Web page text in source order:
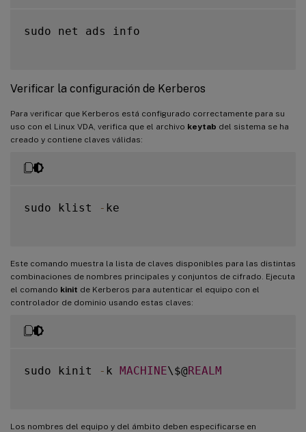
sudo net ads info
Verificar la configuración de Kerberos
Para verificar que Kerberos está configurado correctamente para su
uso con el Linux VDA, verifica que el archivo keytab del sistema se ha
creado y contiene claves válidas:
sudo klist - ke
Este comando muestra la lista de claves disponibles para las distintas
combinaciones de nombres principales y conjuntos de cifrado. Ejecuta
el comando kinit de Kerberos para autenticar el equipo con el
controlador de dominio usando estas claves:
sudo kinit - k MACHINE\$@REALM
Los nombres del equipo y del ámbito deben especificarse en